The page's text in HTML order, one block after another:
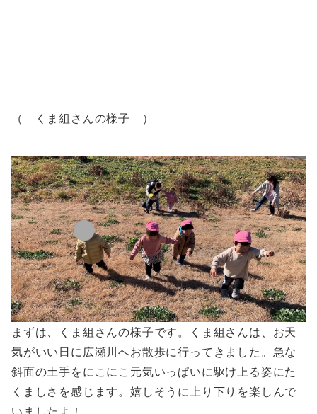
（ くま組さんの様子 ）
まずは、くま組さんの様子です。くま組さんは、お天
気がいい日に広瀬川へお散歩に行ってきました。急な
斜面の土手をにこにこ元気いっぱいに駆け上る姿にた
くましさを感じます。嬉しそうに上り下りを楽しんで
いましたよ！